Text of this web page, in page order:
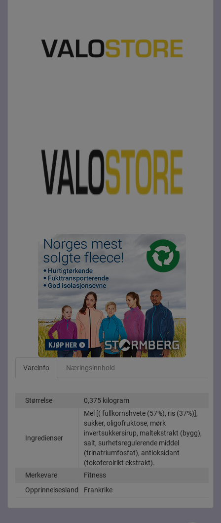
Vareinfo Næringsinnhold
Størrelse 0,375 kilogram
Ingredienser
Mel [( fullkornshvete (57%), ris (37%)],
sukker, oligofruktose, mørk
invertsukkersirup, maltekstrakt (bygg),
salt, surhetsregulerende middel
(trinatriumfosfat), antioksidant
(tokoferolrikt ekstrakt).
Merkevare
Fitness
Opprinnelsesland
Frankrike